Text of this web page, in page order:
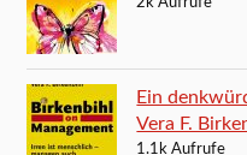
Ein
Vera F.
1.1k Aufrufe